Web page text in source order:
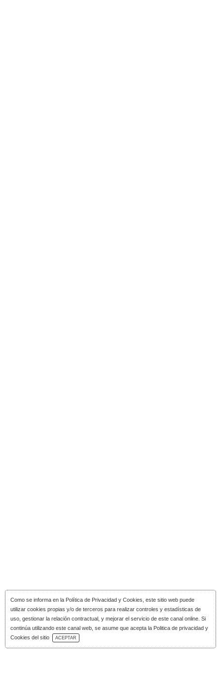
Como se informa en la Política de Privacidad y Cookies , este sitio web puede
utilizar cookies propias y/o de terceros para realizar controles y estadísticas de
uso, gestionar la relación contractual, y mejorar el servicio de este canal online. Si
continúa utilizando este canal web, se asume que acepta la Politica de privacidad y
Cookies del sitio
ACEPTAR
Descarga Catálogo